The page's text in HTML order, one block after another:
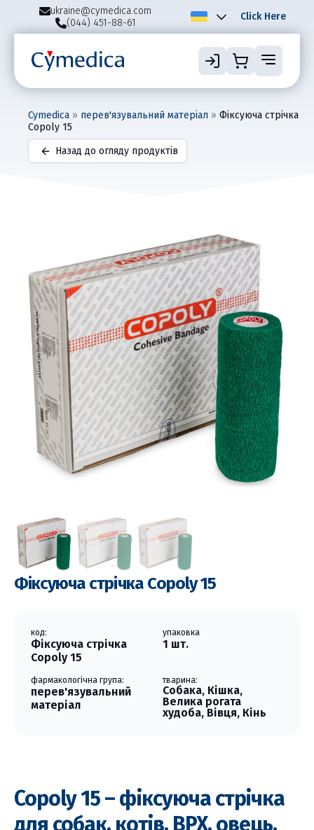
ukraine@cymedica.com
(044) 451-88-61
Click Here
Cymedica » перев'язувальний матеріал » Фіксуюча стрічка
Copoly 15
Назад до огляду продуктів
Фіксуюча стрічка Copoly 15
код:
Фіксуюча стрічка
Copoly 15
упаковка
1 шт.
фармакологічна група:
перев'язувальний
матеріал
тварина:
Собака, Кішка,
Велика рогата
худоба, Вівця, Кінь
Copoly 15 – фіксуюча стрічка
для собак, котів, ВРХ, овець,